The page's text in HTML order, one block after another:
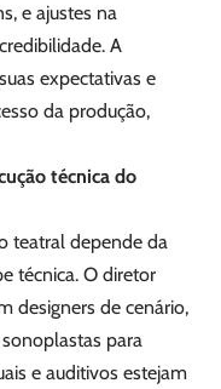
e ajustes na
A
expectativas e
da produção,
técnica do
teatral depende da
técnica. O diretor
designers de cenário,
para
e auditivos estejam